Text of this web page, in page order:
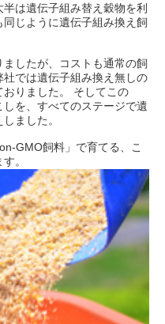
は遺伝子組み替え穀物を利
じように遺伝子組み換え飼
したが、コストも通常の飼
では遺伝子組み換え無しの
りました。 そしてこの
を、すべてのステージで遺
ました。
GMO飼料」で育てる、こ
。